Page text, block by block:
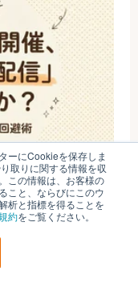
ーにCookieを保存しま
取りに関する情報を収
この情報は、お客様の
こと、ならびにこのウ
析と指標を得ることを
約をご覧ください。
イブリッド開催に
避術
2025.12.17